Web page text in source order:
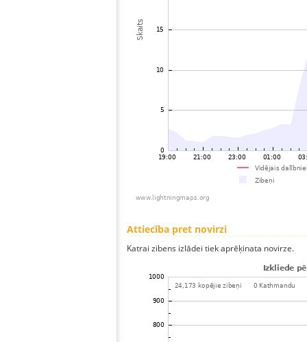
Attiecība pret novirzi
Katrai zibens izlādei tiek aprēķinata novirze.